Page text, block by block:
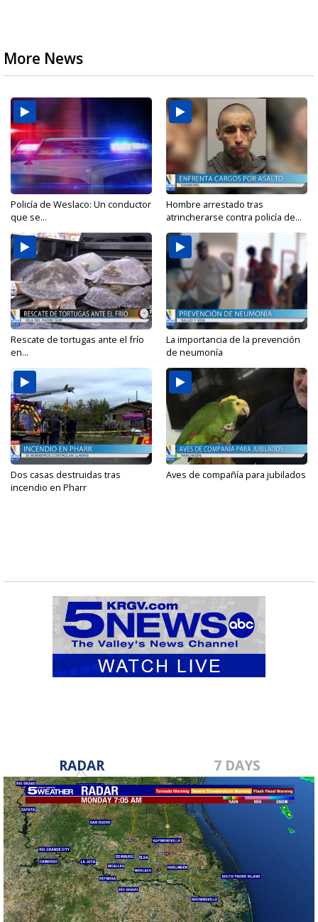
More News
Policía de Weslaco: Un conductor
que se...
Hombre arrestado tras
atrincherarse contra policía de...
Rescate de tortugas ante el frío
en...
La importancia de la prevención
de neumonía
Dos casas destruidas tras
incendio en Pharr
Aves de compañía para jubilados
RADAR 7 DAYS